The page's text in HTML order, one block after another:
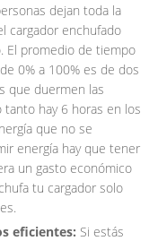
dejan toda la
cargador enchufado
El promedio de tiempo
0% a 100% es de dos
que duermen las
hay 6 horas en los
que no se
energía hay que tener
un gasto económico
tu cargador solo
eficientes: Si estás